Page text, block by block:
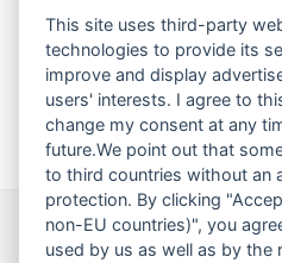
Klasse 3/4b
Klassenlehrerin:Alexandra
Erzieherin: Johanna Hiebl &
Wir sind für Sie da!
This site uses third-party
technologies to provide its
improve and display
users' interests. I agree to
change my consent at any
future.We point out that
to third countries without an
protection. By clicking
non-EU countries)", you
used by us as well as by